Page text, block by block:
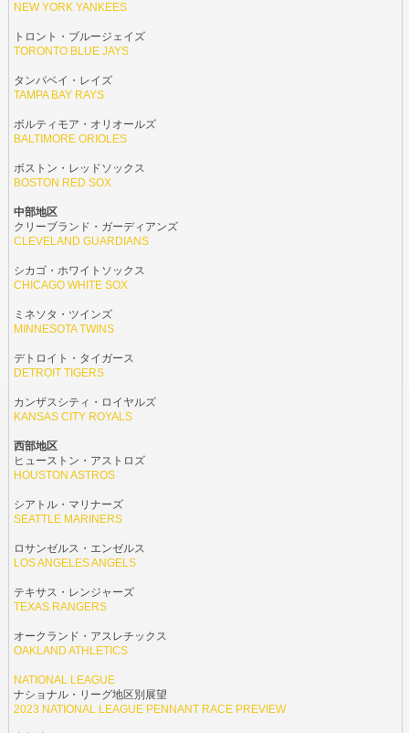
NEW YORK YANKEES
トロント・ブルージェイズ
TORONTO BLUE JAYS
タンパベイ・レイズ
TAMPA BAY RAYS
ボルティモア・オリオールズ
BALTIMORE ORIOLES
ボストン・レッドソックス
BOSTON RED SOX
中部地区
クリーブランド・ガーディアンズ
CLEVELAND GUARDIANS
シカゴ・ホワイトソックス
CHICAGO WHITE SOX
ミネソタ・ツインズ
MINNESOTA TWINS
デトロイト・タイガース
DETROIT TIGERS
カンザスシティ・ロイヤルズ
KANSAS CITY ROYALS
西部地区
ヒューストン・アストロズ
HOUSTON ASTROS
シアトル・マリナーズ
SEATTLE MARINERS
ロサンゼルス・エンゼルス
LOS ANGELES ANGELS
テキサス・レンジャーズ
TEXAS RANGERS
オークランド・アスレチックス
OAKLAND ATHLETICS
NATIONAL LEAGUE
ナショナル・リーグ地区別展望
2023 NATIONAL LEAGUE PENNANT RACE PREVIEW